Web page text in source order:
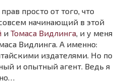
просто от того, что
начинающий в этой
и Томаса Видлинга, и у меня
Видлинга. А именно:
издателями. Но по
и опытный агент. Ведь я